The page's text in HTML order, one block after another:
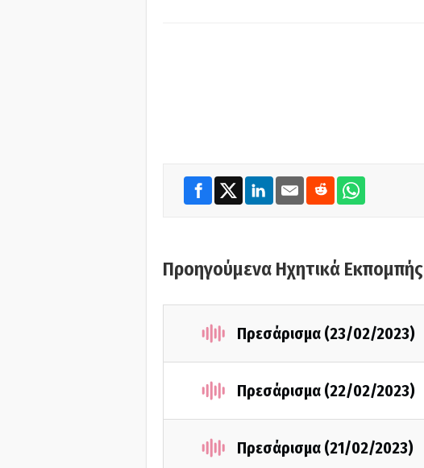
Προηγούμενα Ηχητικά Εκπομπής
Πρεσάρισμα (23/02/2023)
Πρεσάρισμα (22/02/2023)
Πρεσάρισμα (21/02/2023)